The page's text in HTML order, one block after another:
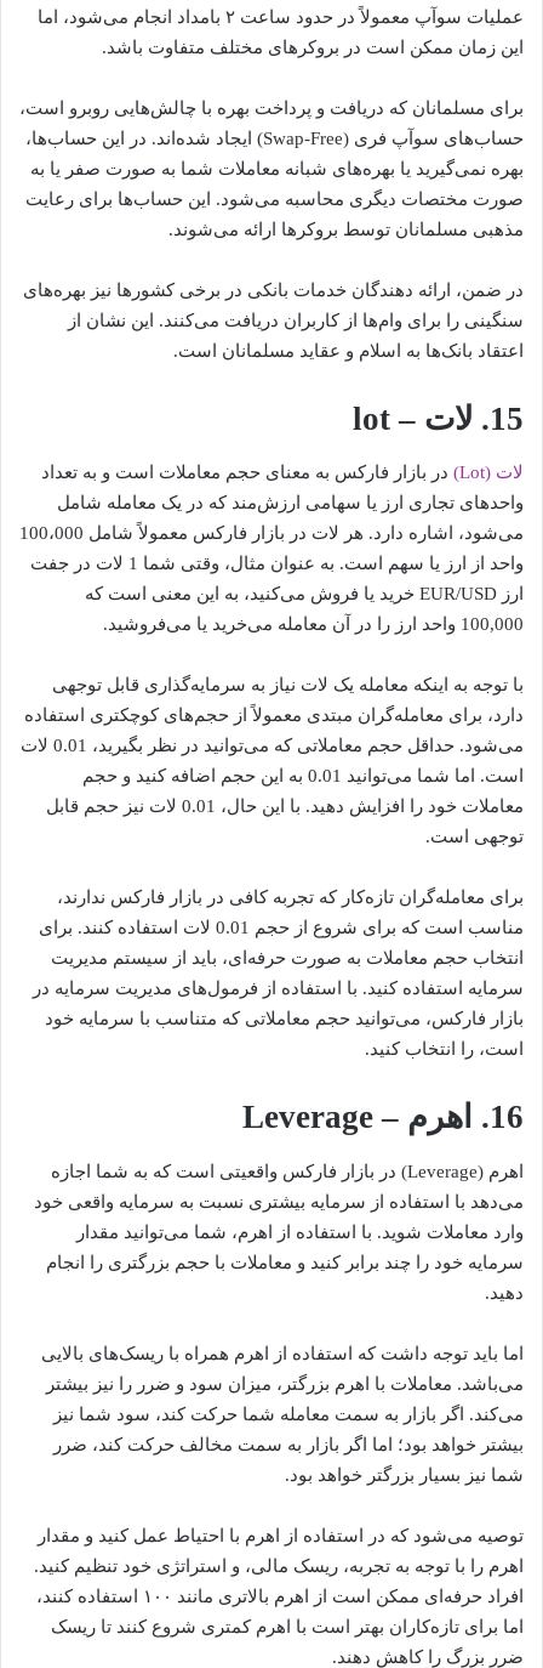
عملیات سوآپ معمولاً در حدود ساعت ۲ بامداد انجام می‌شود، اما
این زمان ممکن است در بروکرهای مختلف متفاوت باشد.
برای مسلمانان که دریافت و پرداخت بهره با چالش‌هایی روبرو است،
حساب‌های سوآپ فری (Swap-Free) ایجاد شده‌اند. در این حساب‌ها،
بهره نمی‌گیرید یا بهره‌های شبانه معاملات شما به صورت صفر یا به
صورت مختصات دیگری محاسبه می‌شود. این حساب‌ها برای رعایت
مذهبی مسلمانان توسط بروکرها ارائه می‌شوند.
در ضمن، ارائه دهندگان خدمات بانکی در برخی کشورها نیز بهره‌های
سنگینی را برای وام‌ها از کاربران دریافت می‌کنند. این نشان از
اعتقاد بانک‌ها به اسلام و عقاید مسلمانان است.
15. لات – lot
لات (Lot)
در بازار فارکس به معنای حجم معاملات است و به تعداد
واحدهای تجاری ارز یا سهامی ارزش‌مند که در یک معامله شامل
می‌شود، اشاره دارد. هر لات در بازار فارکس معمولاً شامل 100،000
واحد از ارز یا سهم است. به عنوان مثال، وقتی شما 1 لات در جفت
ارز EUR/USD خرید یا فروش می‌کنید، به این معنی است که
100,000 واحد ارز را در آن معامله می‌خرید یا می‌فروشید.
با توجه به اینکه معامله یک لات نیاز به سرمایه‌گذاری قابل توجهی
دارد، برای معامله‌گران مبتدی معمولاً از حجم‌های کوچکتری استفاده
می‌شود. حداقل حجم معاملاتی که می‌توانید در نظر بگیرید، 0.01 لات
است. اما شما می‌توانید 0.01 به این حجم اضافه کنید و حجم
معاملات خود را افزایش دهید. با این حال، 0.01 لات نیز حجم قابل
توجهی است.
برای معامله‌گران تازه‌کار که تجربه کافی در بازار فارکس ندارند،
مناسب است که برای شروع از حجم 0.01 لات استفاده کنند. برای
انتخاب حجم معاملات به صورت حرفه‌ای، باید از سیستم مدیریت
سرمایه استفاده کنید. با استفاده از فرمول‌های مدیریت سرمایه در
بازار فارکس، می‌توانید حجم معاملاتی که متناسب با سرمایه خود
است، را انتخاب کنید.
16. اهرم – Leverage
اهرم (Leverage) در بازار فارکس واقعیتی است که به شما اجازه
می‌دهد با استفاده از سرمایه بیشتری نسبت به سرمایه واقعی خود
وارد معاملات شوید. با استفاده از اهرم، شما می‌توانید مقدار
سرمایه خود را چند برابر کنید و معاملات با حجم بزرگتری را انجام
دهید.
اما باید توجه داشت که استفاده از اهرم همراه با ریسک‌های بالایی
می‌باشد. معاملات با اهرم بزرگتر، میزان سود و ضرر را نیز بیشتر
می‌کند. اگر بازار به سمت معامله شما حرکت کند، سود شما نیز
بیشتر خواهد بود؛ اما اگر بازار به سمت مخالف حرکت کند، ضرر
شما نیز بسیار بزرگتر خواهد بود.
توصیه می‌شود که در استفاده از اهرم با احتیاط عمل کنید و مقدار
اهرم را با توجه به تجربه، ریسک مالی، و استراتژی خود تنظیم کنید.
افراد حرفه‌ای ممکن است از اهرم بالاتری مانند ۱۰۰ استفاده کنند،
اما برای تازه‌کاران بهتر است با اهرم کمتری شروع کنند تا ریسک
ضرر بزرگ را کاهش دهند.